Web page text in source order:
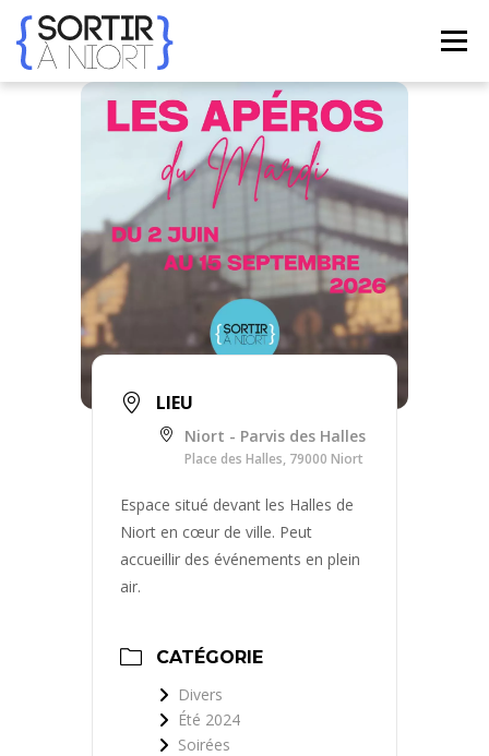
contenu
Menu
AGENDA ☀ ÉTÉ 2026 ☀
CONTACT
FRENCH
LIEU
Niort - Parvis des Halles
Place des Halles, 79000 Niort
Espace situé devant les Halles de
Niort en cœur de ville. Peut
accueillir des événements en plein
air.
CATÉGORIE
Divers
Été 2024
Soirées